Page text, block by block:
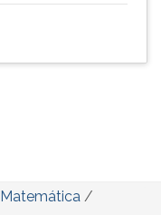
Matemática /